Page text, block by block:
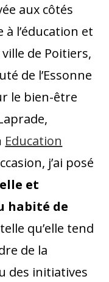
aux côtés
à l’éducation et
de Poitiers,
de l’Essonne
le bien-être
Education
j’ai posé
et
habité de
qu’elle tend
de la
des initiatives